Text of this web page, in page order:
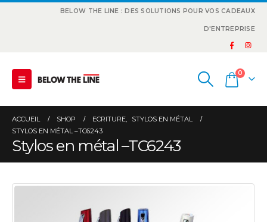
BELOW THE LINE : DES SOLUTIONS POUR VOS CADEAUX
D'ENTREPRISE
0
ACCUEIL SHOP ECRITURE,
STYLOS EN MÉTAL
STYLOS EN MÉTAL –TC6243
Stylos en métal –TC6243